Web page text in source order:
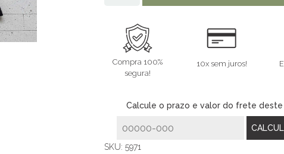
Compra 100%
segura!
10x sem juros!
Calcule o prazo e valor do frete
SKU: 5971